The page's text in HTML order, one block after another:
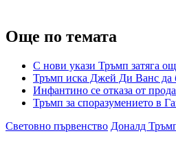
Още по темата
С нови укази Тръмп затяга
Тръмп иска Джей Ди Ванс да
Инфантино се отказа от
Тръмп за споразумението в
Световно първенство Доналд